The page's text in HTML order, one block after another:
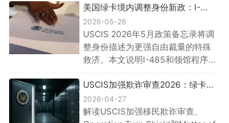
选择不能简单承诺。
美国绿卡境内调整身份新政：I-
485、领馆程序和谁可能受影响
2026-05-26
USCIS 2026年5月政策备忘录将调
整身份描述为更强自由裁量的特殊
救济。本文说明I-485和领馆程序
和申请前风险。
USCIS加强欺诈审查2026：绿卡复
核、虚假陈述和身份合规风险
2026-04-27
解读USCIS加强移民欺诈审查、